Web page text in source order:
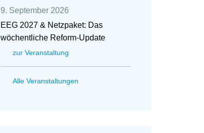
9. September 2026
EEG 2027 & Netzpaket: Das
wöchentliche Reform-Update
zur Veranstaltung
Alle Veranstaltungen